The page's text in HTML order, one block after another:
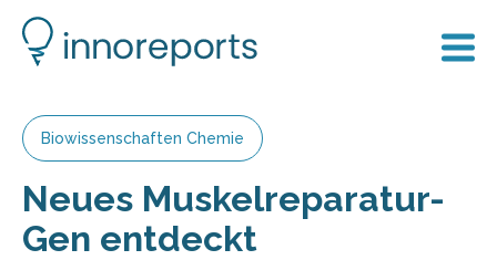
Biowissenschaften Chemie
Neues Muskelreparatur-
Gen entdeckt